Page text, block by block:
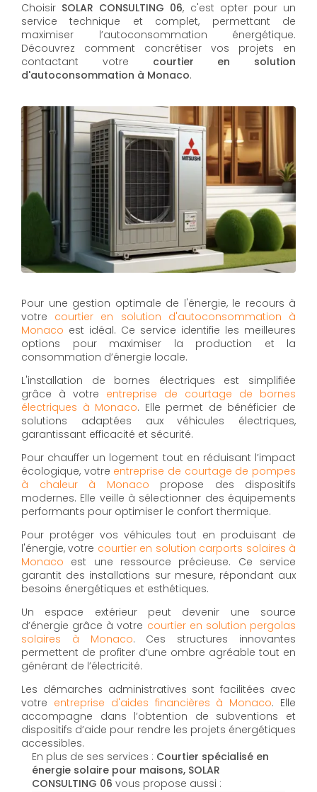
Choisir SOLAR CONSULTING 06, c'est opter pour un
service technique et complet, permettant de
maximiser l’autoconsommation énergétique.
Découvrez comment concrétiser vos projets en
contactant votre courtier en solution
d'autoconsommation à Monaco.
Pour une gestion optimale de l'énergie, le recours à
votre courtier en solution d'autoconsommation à
Monaco est idéal. Ce service identifie les meilleures
options pour maximiser la production et la
consommation d’énergie locale.
L'installation de bornes électriques est simplifiée
grâce à votre entreprise de courtage de bornes
électriques à Monaco. Elle permet de bénéficier de
solutions adaptées aux véhicules électriques,
garantissant efficacité et sécurité.
Pour chauffer un logement tout en réduisant l’impact
écologique, votre entreprise de courtage de pompes
à chaleur à Monaco propose des dispositifs
modernes. Elle veille à sélectionner des équipements
performants pour optimiser le confort thermique.
Pour protéger vos véhicules tout en produisant de
l'énergie, votre courtier en solution carports solaires à
Monaco est une ressource précieuse. Ce service
garantit des installations sur mesure, répondant aux
besoins énergétiques et esthétiques.
Un espace extérieur peut devenir une source
d’énergie grâce à votre courtier en solution pergolas
solaires à Monaco. Ces structures innovantes
permettent de profiter d’une ombre agréable tout en
générant de l’électricité.
Les démarches administratives sont facilitées avec
votre entreprise d'aides financières à Monaco. Elle
accompagne dans l’obtention de subventions et
dispositifs d’aide pour rendre les projets énergétiques
accessibles.
En plus de ses services : Courtier spécialisé en
énergie solaire pour maisons, SOLAR
CONSULTING 06 vous propose aussi :